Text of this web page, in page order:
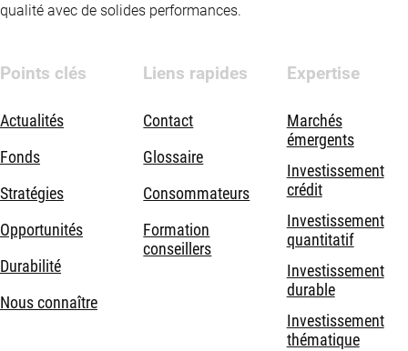
qualité avec de solides performances.
Points clés
Actualités
Fonds
Stratégies
Opportunités
Durabilité
Nous connaître
Liens rapides
Contact
Glossaire
Consommateurs
Formation
conseillers
Expertise
Marchés
émergents
Investissement
crédit
Investissement
quantitatif
Investissement
durable
Investissement
thématique